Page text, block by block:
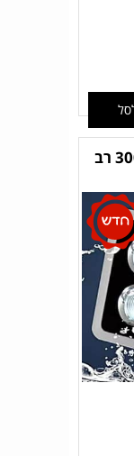
פרוז'קטור לד 300W ULTRA רב